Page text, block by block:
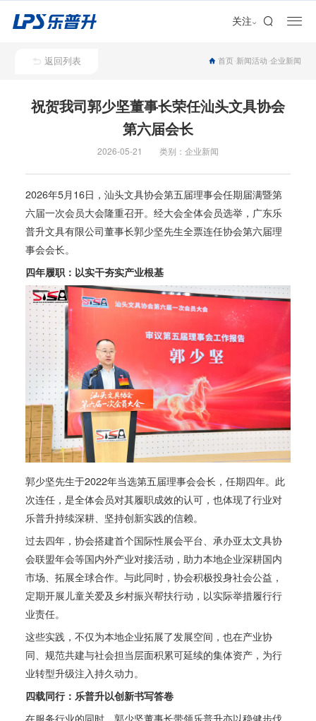
关注
加盟合作
返回列表 首页 新闻活动 企业新闻
祝贺我司郭少坚董事长荣任汕头文具协会
第六届会长
2026-05-21 类别：企业新闻
2026年5月16日，汕头文具协会第五届理事会任期届满暨第
六届一次会员大会隆重召开。经大会全体会员选举，广东乐
普升文具有限公司董事长郭少坚先生全票连任协会第六届理
事会会长。
四年履职：以实干夯实产业根基
郭少坚先生于2022年当选第五届理事会会长，任期四年。此
次连任，是全体会员对其履职成效的认可，也体现了行业对
乐普升持续深耕、坚持创新实践的信赖。
过去四年，协会搭建首个国际性展会平台、承办亚太文具协
会联盟年会等国内外产业对接活动，助力本地企业深耕国内
市场、拓展全球合作。与此同时，协会积极投身社会公益，
定期开展儿童关爱及乡村振兴帮扶行动，以实际举措履行行
业责任。
这些实践，不仅为本地企业拓展了发展空间，也在产业协
同、规范共建与社会担当层面积累可延续的集体资产，为行
业转型升级注入持久动力。
四载同行：乐普升以创新书写答卷